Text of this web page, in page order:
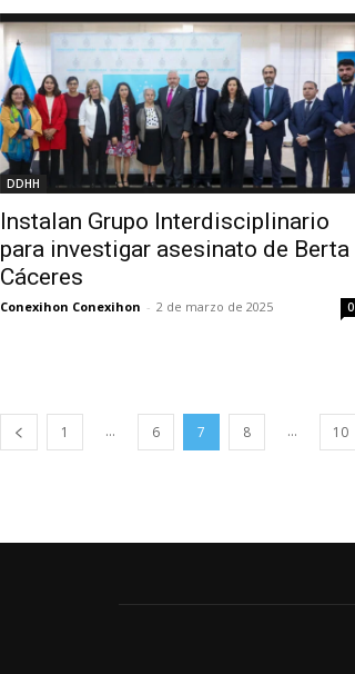
DDHH
Instalan Grupo Interdisciplinario
para investigar asesinato de Berta
Cáceres
Conexihon Conexihon - 2 de marzo de 2025 0
1 ... 6 7 8 ... 10